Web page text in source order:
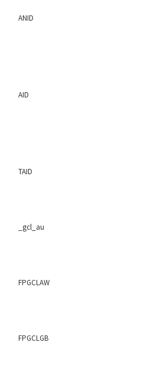
ANID
AID
TAID
_gcl_au
FPGCLAW
FPGCLGB